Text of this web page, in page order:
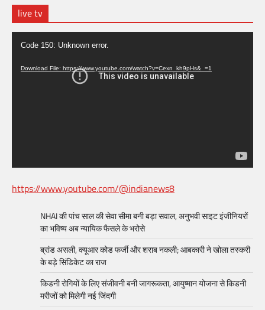
live tv
Video
Player
Code 150: Unknown error.
Download File: https://www.youtube.com/watch?v=Cexn_kh9pHs&_=1
https://www.youtube.com/@indianews8
NHAI की पांच साल की सेवा सीमा बनी बड़ा सवाल, अनुभवी साइट इंजीनियरों
का भविष्य अब न्यायिक फैसले के भरोसे
ब्रांड असली, क्यूआर कोड फर्जी और शराब नकली; आबकारी ने खोला तस्करी
के बड़े सिंडिकेट का राज
किडनी रोगियों के लिए संजीवनी बनी जागरूकता, आयुष्मान योजना से किडनी
मरीजों को मिलेगी नई जिंदगी